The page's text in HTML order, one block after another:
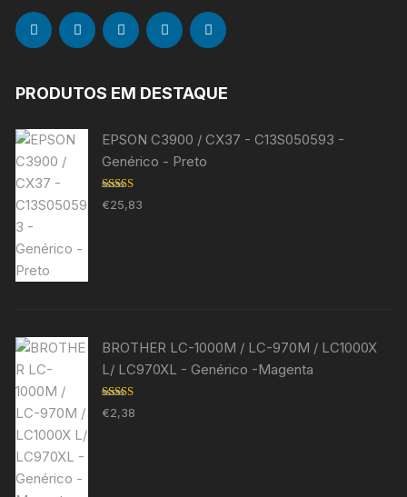
PRODUTOS EM DESTAQUE
EPSON C3900 / CX37 - C13S050593 -
Genérico - Preto
Avaliação
5.00de 5
€25,83
BROTHER LC-1000M / LC-970M / LC1000X
L/ LC970XL - Genérico -Magenta
Avaliação
5.00de 5
€2,38